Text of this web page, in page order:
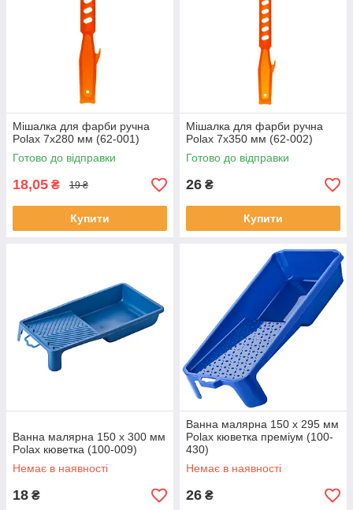
Мішалка для фарби ручна
Polax 7х280 мм (62-001)
Готово до відправки
18,05 ₴ 19 ₴
Купити
Мішалка для фарби ручна
Polax 7х350 мм (62-002)
Готово до відправки
26 ₴
Купити
Ванна малярна 150 х 300 мм
Polax кюветка (100-009)
Немає в наявності
18 ₴
Ванна малярна 150 х 295 мм
Polax кюветка преміум (100-
430)
Немає в наявності
26 ₴